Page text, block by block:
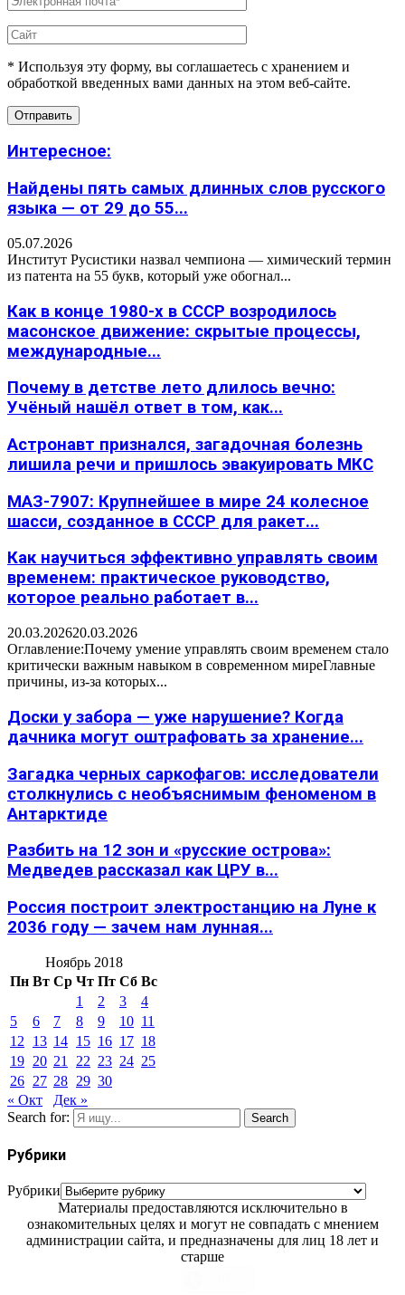
* Используя эту форму, вы соглашаетесь с хранением и
обработкой введенных вами данных на этом веб-сайте.
Интересное:
Найдены пять самых длинных слов русского
языка — от 29 до 55...
05.07.2026
Институт Русистики назвал чемпиона — химический термин
из патента на 55 букв, который уже обогнал...
Как в конце 1980-х в СССР возродилось
масонское движение: скрытые процессы,
международные...
Почему в детстве лето длилось вечно:
Учёный нашёл ответ в том, как...
Астронавт признался, загадочная болезнь
лишила речи и пришлось эвакуировать МКС
МАЗ-7907: Крупнейшее в мире 24 колесное
шасси, созданное в СССР для ракет...
Как научиться эффективно управлять своим
временем: практическое руководство,
которое реально работает в...
20.03.202620.03.2026
Оглавление:Почему умение управлять своим временем стало
критически важным навыком в современном миреГлавные
причины, из-за которых...
Доски у забора — уже нарушение? Когда
дачника могут оштрафовать за хранение...
Загадка черных саркофагов: исследователи
столкнулись с необъяснимым феноменом в
Антарктиде
Разбить на 12 зон и «русские острова»:
Медведев рассказал как ЦРУ в...
Россия построит электростанцию на Луне к
2036 году — зачем нам лунная...
Ноябрь 2018
Пн Вт Ср Чт Пт Сб Вс
1
2 3
4
5
6 7 8 9 10 11
12
13 14 15 16 17 18
19 20 21 22 23 24 25
26 27 28 29 30
« Окт
Дек »
Search for:
Search
Рубрики
Рубрики
Материалы предоставляются исключительно в
ознакомительных целях и могут не совпадать с мнением
администрации сайта, и предназначены для лиц 18 лет и
старше